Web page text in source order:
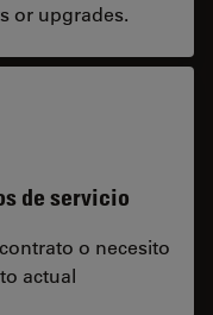
or upgrades.
de servicio
o necesito
actual